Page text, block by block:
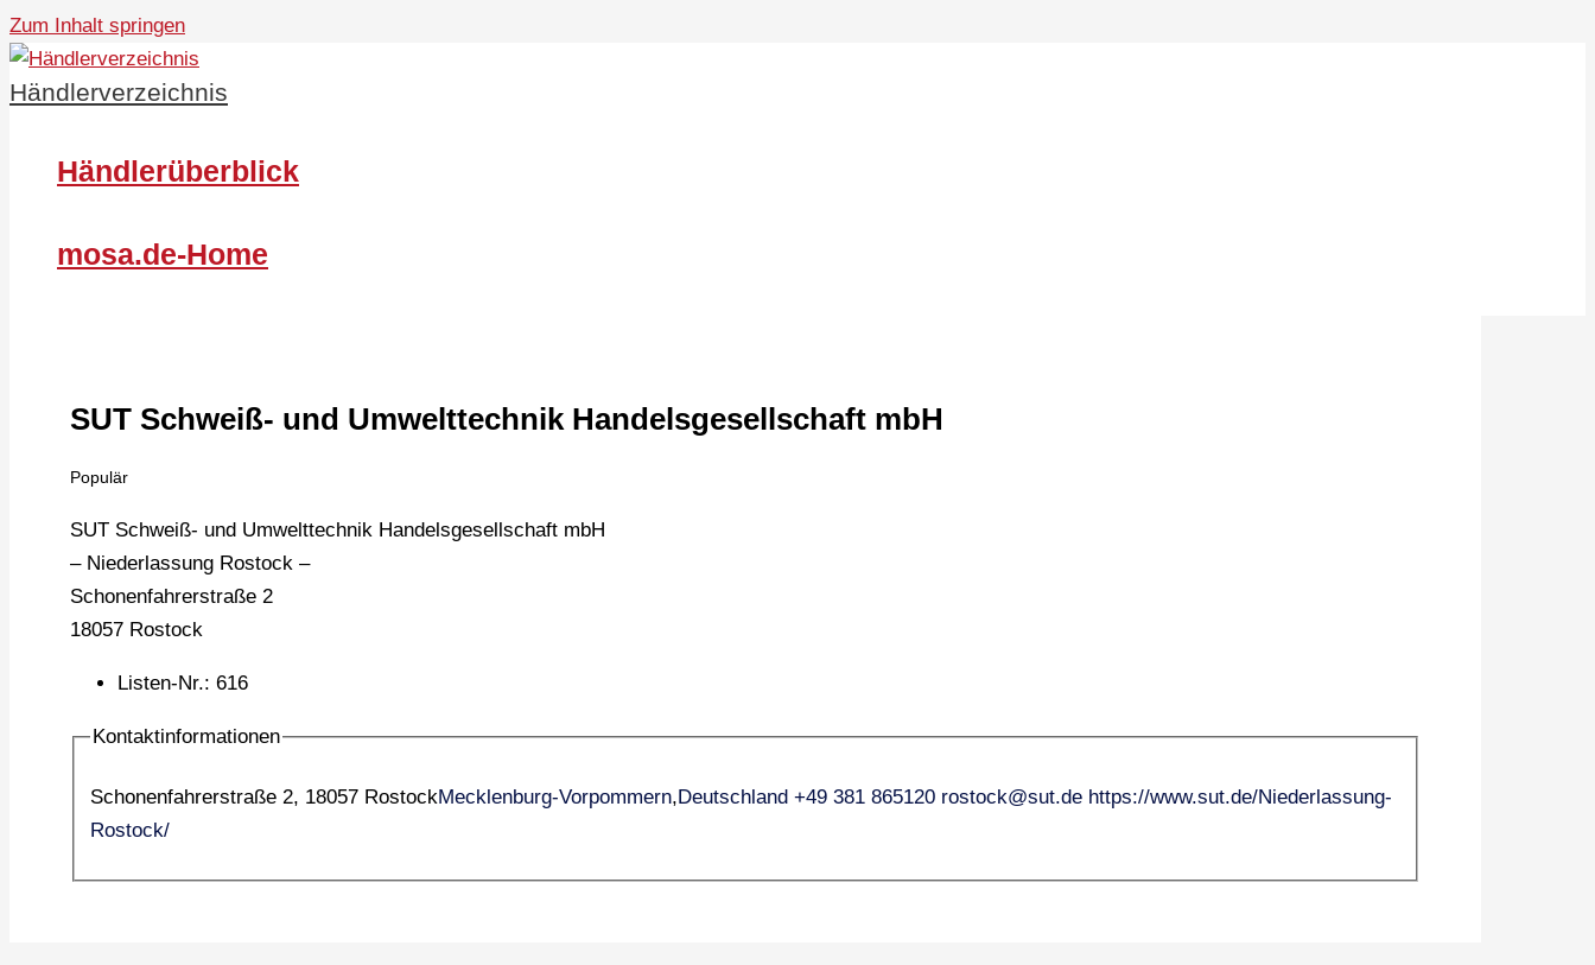
Zum Inhalt springen
Händlerverzeichnis
Händlerüberblick
mosa.de-Home
SUT Schweiß- und Umwelttechnik Handelsgesellschaft mbH
Populär
SUT Schweiß- und Umwelttechnik Handelsgesellschaft mbH
– Niederlassung Rostock –
Schonenfahrerstraße 2
18057 Rostock
Listen-Nr.: 616
Kontaktinformationen
Schonenfahrerstraße 2, 18057 RostockMecklenburg-Vorpommern,Deutschland +49 381 865120 rostock@sut.de https://www.sut.de/Niederlassung-
Rostock/